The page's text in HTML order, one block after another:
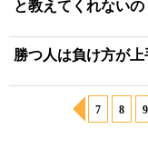
と教えてくれない
勝つ人は負け方が
7 8 9